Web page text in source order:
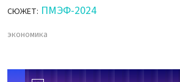
СЮЖЕТ: ПМЭФ-2024
экономика